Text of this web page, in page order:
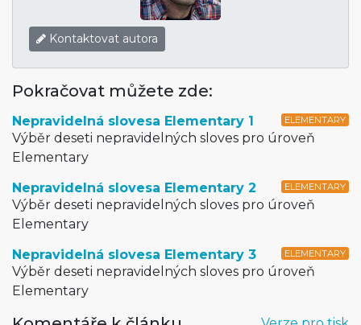
Kontaktovat autora
Pokračovat můžete zde:
ELEMENTARY
Nepravidelná slovesa Elementary 1
Výběr deseti nepravidelných sloves pro úroveň
Elementary
ELEMENTARY
Nepravidelná slovesa Elementary 2
Výběr deseti nepravidelných sloves pro úroveň
Elementary
ELEMENTARY
Nepravidelná slovesa Elementary 3
Výběr deseti nepravidelných sloves pro úroveň
Elementary